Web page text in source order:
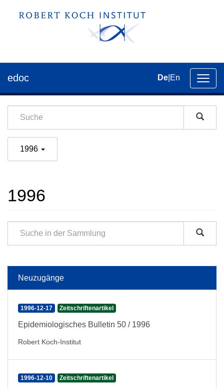
der
edoc De En
1996
1996
Neuzugänge
1996-12-17 Zeitschriftenartikel
Epidemiologisches Bulletin 50 / 1996
Robert Koch-Institut
1996-12-10 Zeitschriftenartikel